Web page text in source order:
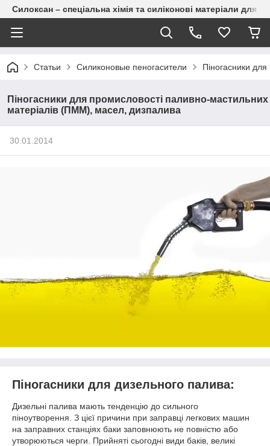
Силоксан – спеціальна хімія та силіконові матеріали для
Статьи Силиконовые пеногасители Піногасники
Піногасники для промисловості паливно-мастильних
матеріалів (ПММ), масел, дизпалива
30.01.2014
Піногасники для дизельного палива:
Дизельні палива мають тенденцію до сильного
піноутворення. З цієї причини при заправці легкових машин
на заправних станціях баки заповнюють не повністю або
утворюються черги. Прийняті сьогодні види баків, великі